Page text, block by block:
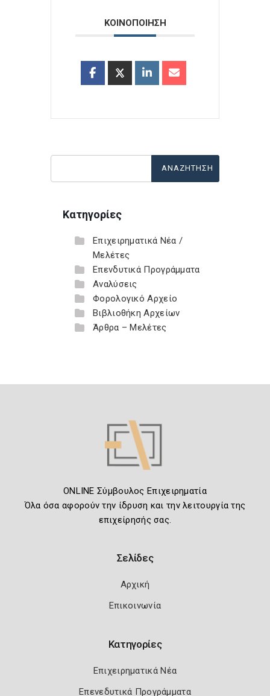
ΚΟΙΝΟΠΟΙΗΣΗ
Κατηγορίες
Επιχειρηματικά Νέα /
Μελέτες
Επενδυτικά Προγράμματα
Αναλύσεις
Φορολογικό Αρχείο
Βιβλιοθήκη Αρχείων
Άρθρα – Μελέτες
ONLINE Σύμβουλος Επιχειρηματία
Όλα όσα αφορούν την ίδρυση και την λειτουργία της
επιχείρησής σας.
Σελίδες
Αρχική
Επικοινωνία
Κατηγορίες
Επιχειρηματικά Νέα
Επενεδυτικά Προγράμματα